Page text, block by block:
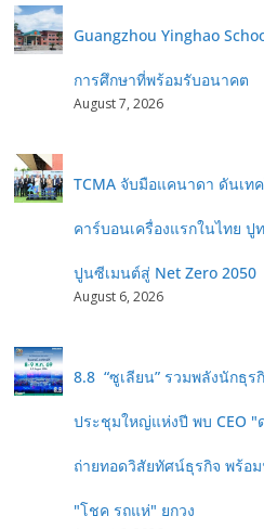
Guangzhou Yinghao
การศึกษาที่พร้อมรับอนาคต
August 7, 2026
TCMA จับมือแคนาดา ดันเท
คาร์บอนเครื่องแรกในไทย ปู
ปูนซีเมนต์สู่ Net Zero 2050
August 6, 2026
8.8 “ซูเลียน” รวมพลังนักธุร
ประชุมใหญ่แห่งปี พบ CEO
ถ่ายทอดวิสัยทัศน์ธุรกิจ พร้อ
"โชค รถแห่" ยกวง